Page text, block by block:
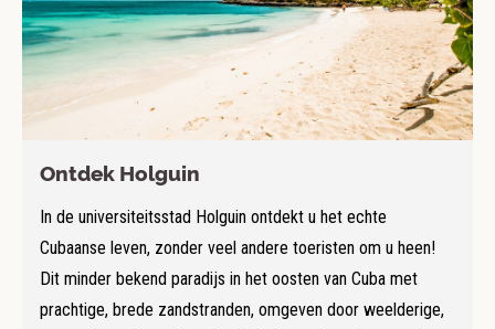
Ontdek Holguin
In de universiteitsstad Holguin ontdekt u het echte
Cubaanse leven, zonder veel andere toeristen om u heen!
Dit minder bekend paradijs in het oosten van Cuba met
prachtige, brede zandstranden, omgeven door weelderige,